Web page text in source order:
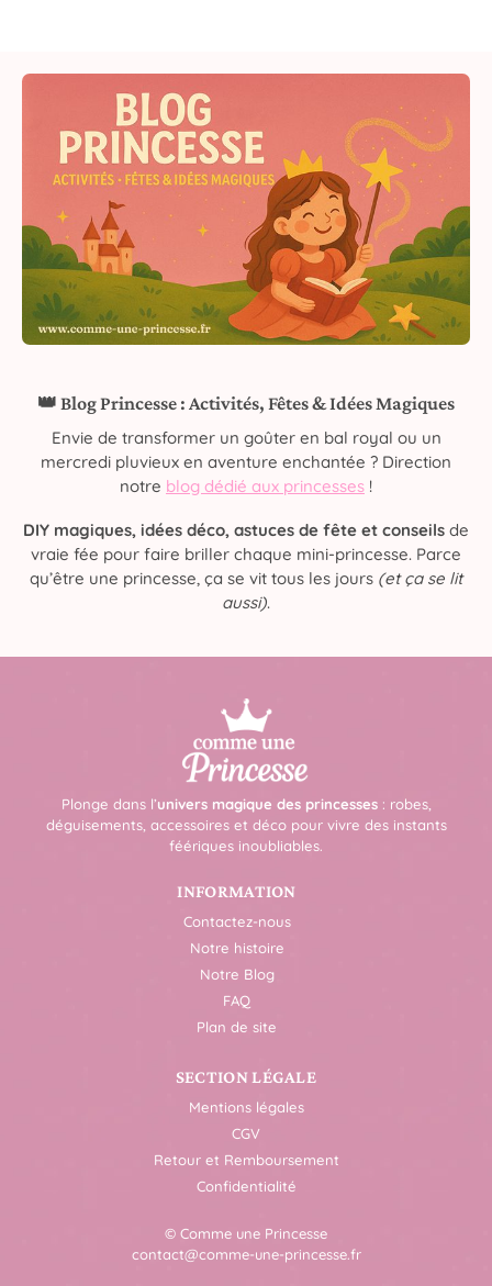
👑 Blog Princesse : Activités, Fêtes & Idées Magiques
Envie de transformer un goûter en bal royal ou un
mercredi pluvieux en aventure enchantée ? Direction
notre blog dédié aux princesses !
DIY magiques, idées déco, astuces de fête et conseils de
vraie fée pour faire briller chaque mini-princesse. Parce
qu’être une princesse, ça se vit tous les jours (et ça se lit
aussi).
Plonge dans l’univers magique des princesses: robes,
déguisements, accessoires et déco pour vivre des instants
féériques inoubliables.
INFORMATION
Contactez-nous
Notre histoire
Notre Blog
FAQ
Plan de site
SECTION LÉGALE
Mentions légales
CGV
Retour et Remboursement
Confidentialité
© Comme une Princesse
contact@comme-une-princesse.fr